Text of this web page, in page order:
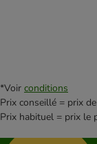
Thryroid
Animonda Carny
Monoprotéine
Smilla Veterinary
*Voir conditions
Prix conseillé = prix
Prix habituel = prix le